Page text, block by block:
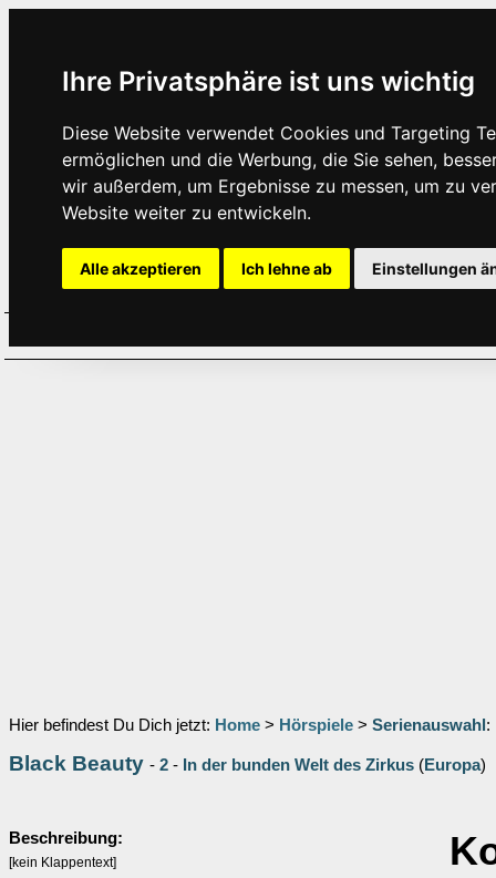
Ihre Privatsphäre ist uns wichtig
Diese Website verwendet Cookies und Targeting
ermöglichen und die Werbung, die Sie sehen,
wir außerdem, um Ergebnisse zu messen, um zu
Website weiter zu entwickeln.
Alle akzeptieren Ich lehne ab Einstellungen
Hier befindest Du Dich jetzt: Home > Hörspiele > Serienauswahl :
Black Beauty - 2 - In der bunden Welt des Zirkus (Europa)
Beschreibung:
[kein Klappentext]